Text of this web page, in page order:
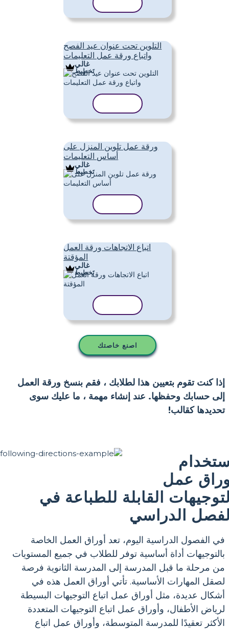
التلوين تحت عنوان عيد الفصح
واتباع ورقة عمل التعليمات
غالي
تَخطِيط
ورقة عمل تلوين المنزل على
أساس التعليمات
غالي
تَخطِيط
اتباع الاتجاهات ورقة العمل
المؤقتة
غالي
تَخطِيط
اصنع خاصتك
إذا كنت تقوم بتعيين هذا لطلابك ، فقم بنسخ ورقة العمل
إلى حسابك وحفظها. عند إنشاء مهمة ، ما عليك سوى
تحديدها كقالب!
عمل
القابلة للطباعة في
الدراسي
في الفصول الدراسية اليوم، تعد أوراق العمل الخاصة
بالتوجيهات أداة أساسية توفر للطلاب في جميع المستويات
من مرحلة ما قبل المدرسة إلى المدرسة الثانوية فرصة
لصقل المهارات الأساسية. تأتي أوراق العمل هذه في
أشكال عديدة، مثل أوراق عمل اتباع التوجيهات البسيطة
لرياض الأطفال، وأوراق عمل اتباع التوجيهات المتعددة
الأكثر تعقيدًا للمدرسة المتوسطة، وأوراق عمل اتباع